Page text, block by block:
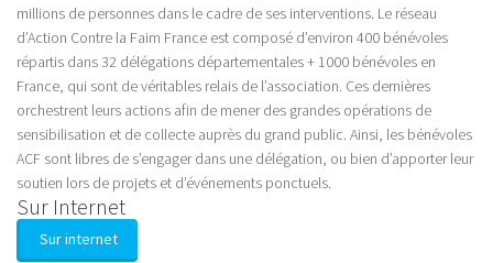
millions de personnes dans le cadre de ses interventions. Le réseau
d’Action Contre la Faim France est composé d’environ 400 bénévoles
répartis dans 32 délégations départementales + 1000 bénévoles en
France, qui sont de véritables relais de l’association. Ces dernières
orchestrent leurs actions afin de mener des grandes opérations de
sensibilisation et de collecte auprès du grand public. Ainsi, les bénévoles
ACF sont libres de s’engager dans une délégation, ou bien d’apporter leur
soutien lors de projets et d’événements ponctuels.
Sur Internet
Sur internet